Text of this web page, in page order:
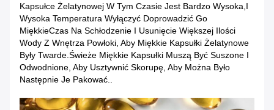
Kapsułce Żelatynowej W Tym Czasie Jest Bardzo Wysoka,I
Wysoka Temperatura Wyłączyć Doprowadzić Go
MiękkieCzas Na Schłodzenie I Usunięcie Większej Ilości
Wody Z Wnętrza Powłoki, Aby Miękkie Kapsułki Żelatynowe
Były Twarde.Świeże Miękkie Kapsułki Muszą Być Suszone I
Odwodnione, Aby Usztywnić Skorupę, Aby Można Było
Następnie Je Pakować..